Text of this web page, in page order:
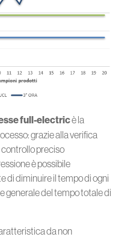
full-electricè la
grazie alla verifica
preciso
è possibile
di diminuire il tempo di ogni
generale del tempo totale di
da non